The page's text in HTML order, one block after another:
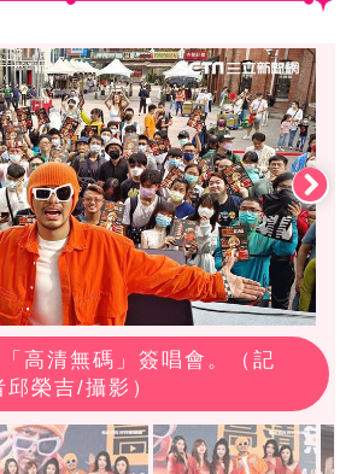
高清無碼」簽唱會。（記
邱榮吉/攝影）